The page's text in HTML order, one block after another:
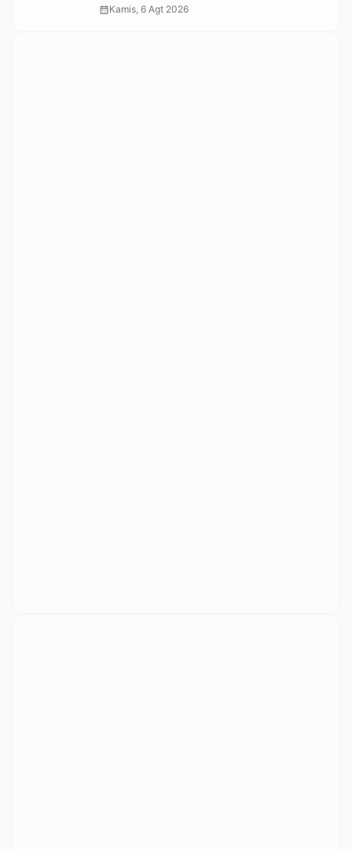
Jalan Penghubung Antar Lembang
calendar_monthKamis, 6 Agt 2026